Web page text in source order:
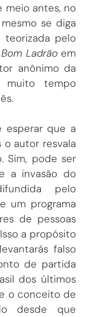
meio antes, no
se diga
pelo
Ladrãoem
anônimo da
muito tempo
esperar que a
o autor resvala
Sim, pode ser
a invasão do
pelo
um programa
de pessoas
a propósito
falso
de partida
dos últimos
o conceito de
desde que